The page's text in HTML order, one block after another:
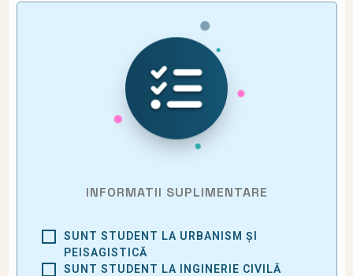
INFORMATII SUPLIMENTARE
SUNT STUDENT LA URBANISM ȘI
PEISAGISTICĂ
SUNT STUDENT LA INGINERIE CIVILĂ